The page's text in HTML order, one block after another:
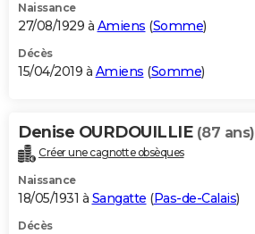
Naissance
27/08/1929 à Amiens (Somme)
Décès
15/04/2019 à Amiens (Somme)
Denise OURDOUILLIE (87 ans)
Créer une cagnotte obsèques
Naissance
18/05/1931 à Sangatte (Pas-de-Calais)
Décès